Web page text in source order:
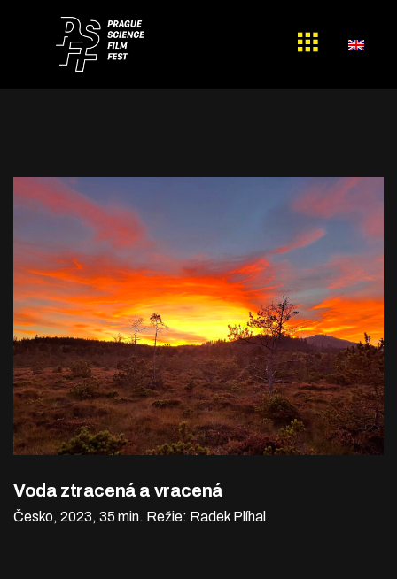
Voda ztracená a vracená
Česko, 2023, 35 min. Režie: Radek Plíhal